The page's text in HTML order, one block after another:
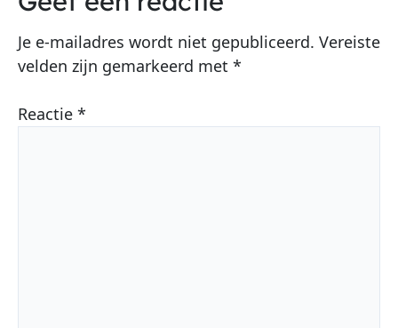
Je e-mailadres wordt niet gepubliceerd. Vereiste
velden zijn gemarkeerd met *
Reactie *